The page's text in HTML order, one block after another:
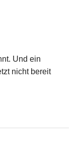
Und ein
nicht bereit